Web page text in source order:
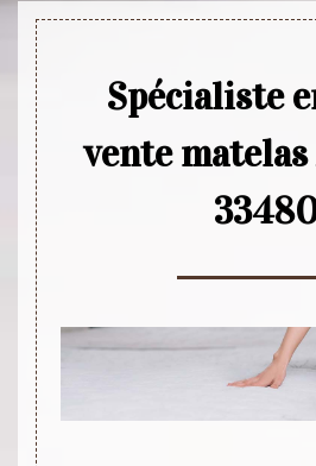
Spécialiste
vente matelas